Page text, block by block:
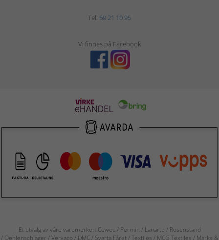
Tel: 69 21 10 95
Vi finnes på Facebook
Et utvalg av våre varemerker: Cewec / Permin / Lanarte / Rosenstand
/ Oehlenschläger / Vervaco / DMC / Svarta Fåret / Textiles / MCG Textiles / Marks &